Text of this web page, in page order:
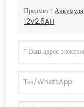
Предмет :
12V2.5AH